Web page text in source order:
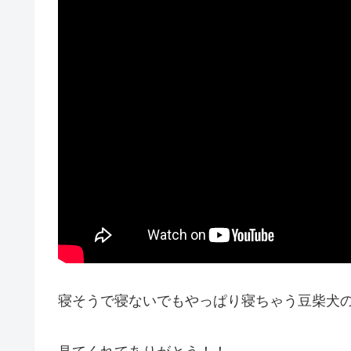
寝そうで寝ないでもやっぱり寝ちゃう豆柴犬